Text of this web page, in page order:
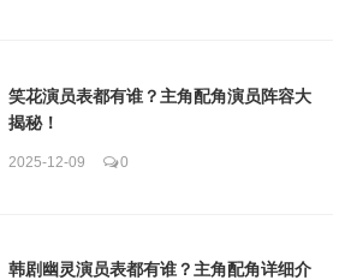
笑花演员表都有谁？主角配角演员阵容大
揭秘！
2025-12-09 0
韩剧幽灵演员表都有谁？主角配角详细介